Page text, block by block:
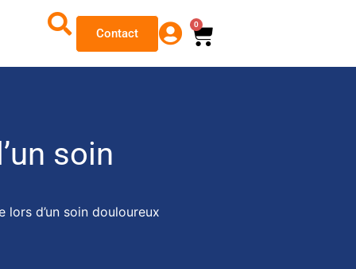
Contact
0
soin
d’un soin douloureux